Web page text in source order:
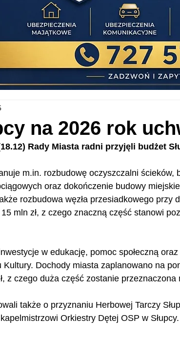
na 2026 rok
Rady Miasta radni przyjęli budżet
m.in. rozbudowę oczyszczalni ścieków,
oraz dokończenie budowy
rozbudowa węzła przesiadkowego przy
mln zł, z czego znaczną część stanowi
w edukację, pomoc społeczną
Dochody miasta zaplanowano na
z czego duża część zostanie przeznaczona
także o przyznaniu Herbowej Tarczy
Orkiestry Dętej OSP w Słupcy.